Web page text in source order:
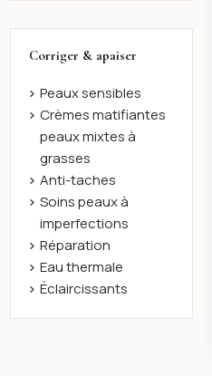
Corriger & apaiser
Peaux sensibles
Crèmes matifiantes
peaux mixtes à
grasses
Anti-taches
Soins peaux à
imperfections
Réparation
Eau thermale
Éclaircissants